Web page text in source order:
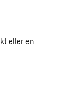
eller en